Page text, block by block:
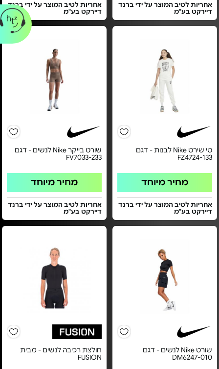
אחריות לטיב המוצר על ידי ברנד
דיירקט בע"מ
אחריות לטיב המוצר על ידי ברנד
דיירקט בע"מ
טי שירט Nike לבנות - דגם
FZ4724-133
מחיר מיוחד
אחריות לטיב המוצר על ידי ברנד
דיירקט בע"מ
שורט בייקר Nike לנשים - דגם
FV7033-233
מחיר מיוחד
אחריות לטיב המוצר על ידי ברנד
דיירקט בע"מ
שורט Nike לנשים - דגם
DM6247-010
חולצת רכיבה לנשים - מבית
FUSION